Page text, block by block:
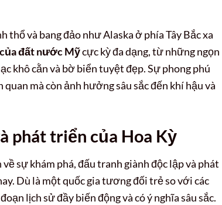
thổ và bang đảo như Alaska ở phía Tây Bắc xa
đất nước Mỹcực kỳ đa dạng, từ những ngọn
khô cằn và bờ biển tuyệt đẹp. Sự phong phú
mà còn ảnh hưởng sâu sắc đến khí hậu và
phát triển của Hoa Kỳ
về sự khám phá, đấu tranh giành độc lập và phát
Dù là một quốc gia tương đối trẻ so với các
lịch sử đầy biến động và có ý nghĩa sâu sắc.